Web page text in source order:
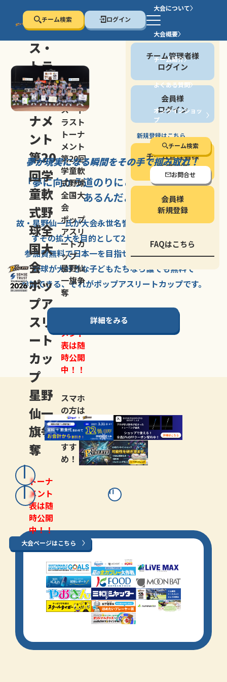
チーム検索 ログイン
大会について
大会概要
チーム紹介
よくある質問
オンラインショッ
プ
チーム検索
お問合せ
停止する
セン
ス・
トラ
スト
トー
ナメ
ント
第20
回学
童軟
式野
球全
国大
会
ポッ
プア
スリ
ート
カッ
プ
星野
仙一
旗争
奪
トーナ
メント
表は随
時公開
中！！
セン
ス・ト
ラスト
トーナ
メント
第20回
学童軟
式野球
全国大
会
ポップ
アスリ
ートカ
ップ
星野仙
一旗争
奪
メント
表は随
時公開
中！！
スマホ
の方は
LINE登
録がお
すす
め！
大会ページはこちら
会員の方
チーム管理者様
ログイン
会員様
ログイン
新規登録はこちら
チーム管理者様
新規登録
会員様
新規登録
FAQはこちら
夢が現実になる瞬間をその手で掴み取れ！
「夢に向かう道のりにこそ大きな意味が
あるんだよ」
故・星野仙一氏が大会永世名誉会長を務める、野球の
すその拡大を目的として2007年に
参加費無料で日本一を目指せる唯一の野球大会。
野球が大好きな子どもたちなら誰でも無料で
参加できる、それがポップアスリートカップです。
詳細をみる